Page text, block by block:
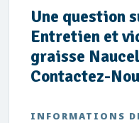
Une question
Entretien et
graisse
Contactez-
INFORMATIONS